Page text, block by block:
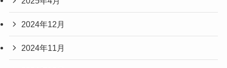
2025年8月
2025年7月
2025年6月